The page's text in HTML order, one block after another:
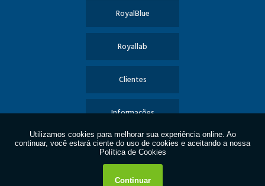
RoyalBlue
Royallab
Clientes
Informações
Contato
Política de Privacidade